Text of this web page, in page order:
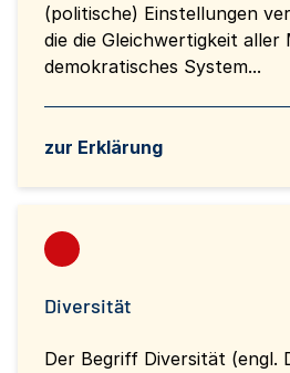
(politische) Einstellungen
die die Gleichwertigkeit aller
demokratisches System...
zur Erklärung
Diversität
Der Begriff Diversität (engl.